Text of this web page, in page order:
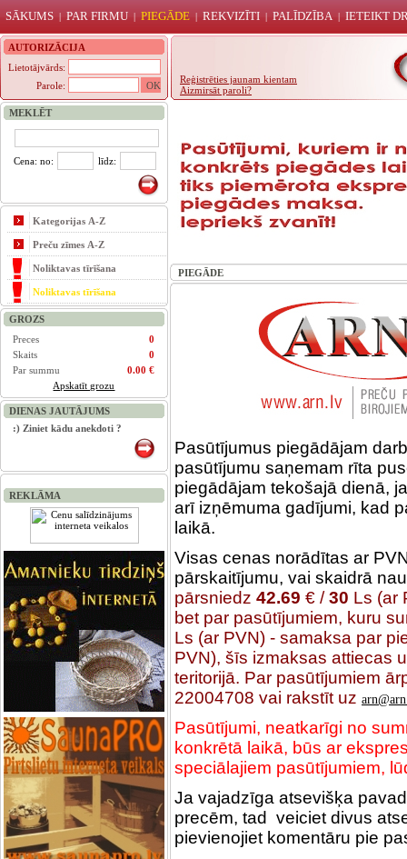
SĀKUMS | PAR FIRMU| PIEGĀDE | REKVIZĪTI | PALĪDZĪBA | IETEIKT
AUTORIZĀCIJA
Lietotājvārds:
Parole:
Reģistrēties jaunam kientam
Aizmirsāt paroli?
MEKLĒT
Cena: no: līdz:
Kategorijas A-Z
Preču zīmes A-Z
Noliktavas tīrīšana
Noliktavas tīrīšana
GROZS
Preces
0
Skaits
0
Par summu
0.00 €
Apskatīt grozu
DIENAS JAUTĀJUMS
:) Ziniet kādu anekdoti ?
REKLĀMA
PIEGĀDE
Pasūtījumus piegādājam
pasūtījumu saņemam rīta
piegādājam tekošajā dienā,
arī izņēmuma gadījumi, kad
laikā.
Visas cenas norādītas ar
pārskaitījumu, vai skaidrā
pārsniedz 42.69 € /30 Ls (ar
bet par pasūtījumiem, kuru
Ls (ar PVN) - samaksa par
PVN), šīs izmaksas attiecas
teritorijā. Par pasūtījumiem
22004708 vai rakstīt uz
Pasūtījumi, neatkarīgi no
konkrētā laikā, būs ar
speciālajiem pasūtījumiem,
Ja vajadzīga atsevišķa
precēm, tad veiciet divus
pievienojiet komentāru pie